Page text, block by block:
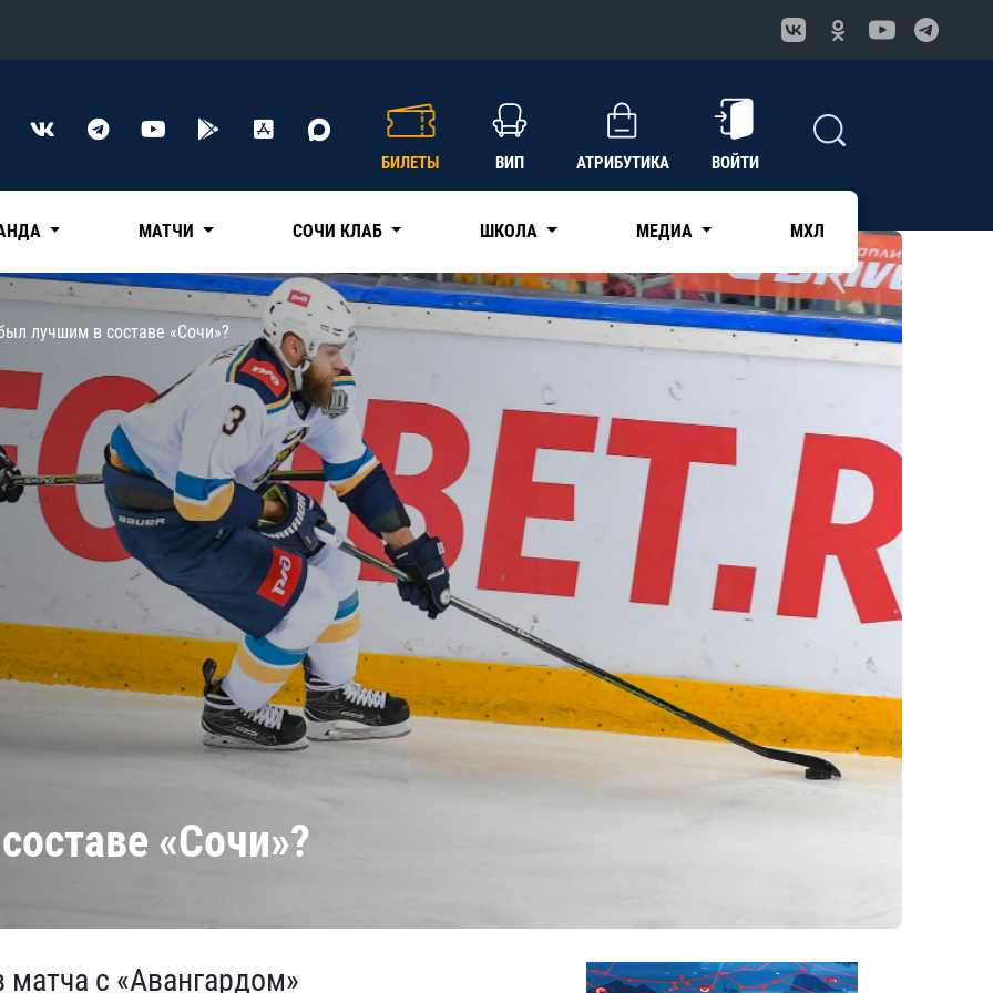
Конференция «Восток»
Нефтехимик
Трактор
Дивизион Чернышева
Авангард
Адмирал
Амур
Барыс
Салават Юлаев
КХЛ
БИЛЕТЫ ВИП АТРИБУТИКА ВОЙТИ
МАТЧИ СОЧИ КЛАБ ШКОЛА МЕДИА МХЛ
лучшим в составе «Сочи»?
«Сочи»?
матча с «Авангардом»